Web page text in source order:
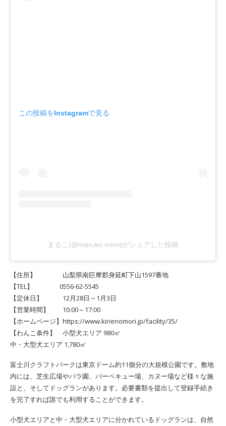
この投稿をInstagramで見る
まるこ(@maruko.mimi)がシェアした投稿
【住所】 山梨県南巨摩郡身延町下山1597番地
【TEL】 0556-62-5545
【定休日】 12月28日～1月3日
【営業時間】 10:00～17:00
【ホームページ】https://www.kirienomori.jp/facility/35/
【わんこ条件】 小型犬エリア 980㎡
中・大型犬エリア 1,780㎡
富士川クラフトパークは東京ドーム約11個分の大規模公園です。敷地
内には、芝生広場やバラ園、バーベキュー場、カヌー場など様々な施
設と、そしてドッグランがあります。必要書類を提出して登録手続き
を完了すれば誰でも利用することができます。
小型犬エリアと中・大型犬エリアに分かれているドッグランは、自然